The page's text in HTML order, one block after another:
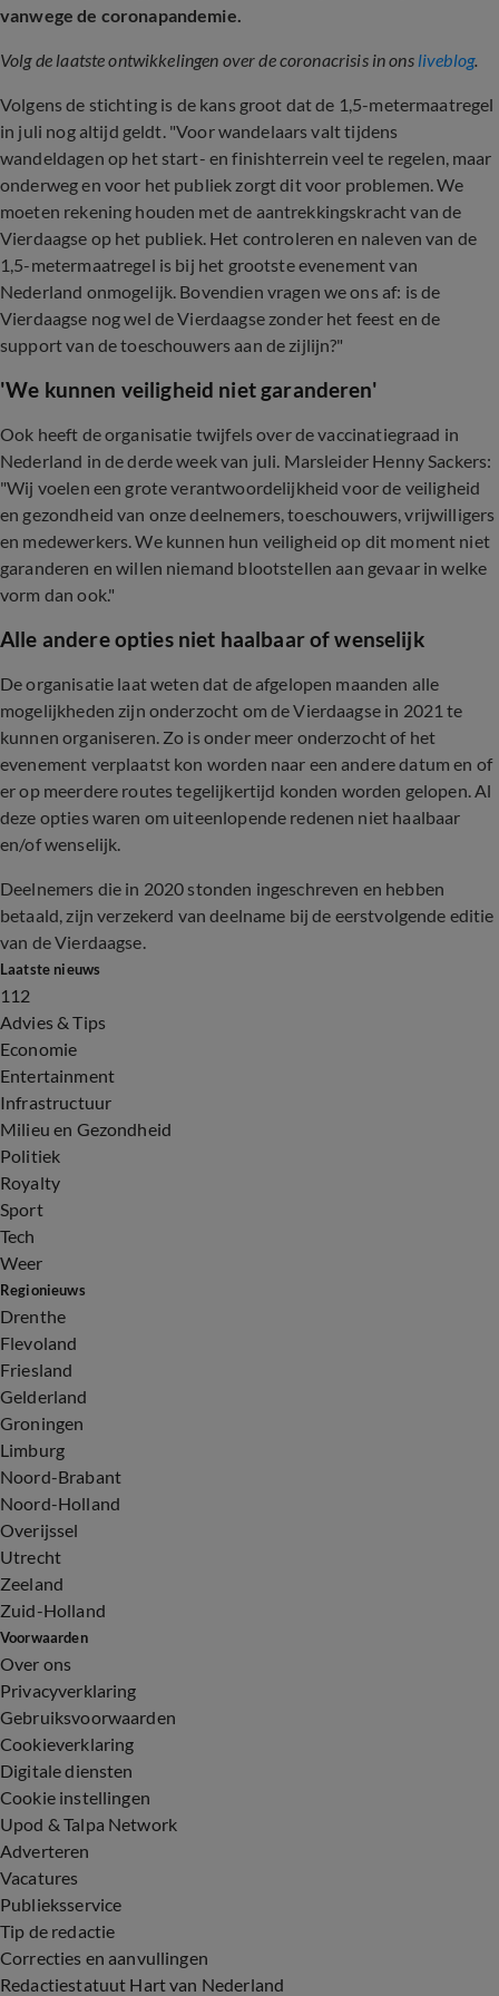
vanwege de coronapandemie.
Volg de laatste ontwikkelingen over de coronacrisis in ons liveblog.
Volgens de stichting is de kans groot dat de 1,5-metermaatregel
in juli nog altijd geldt. "Voor wandelaars valt tijdens
wandeldagen op het start- en finishterrein veel te regelen, maar
onderweg en voor het publiek zorgt dit voor problemen. We
moeten rekening houden met de aantrekkingskracht van de
Vierdaagse op het publiek. Het controleren en naleven van de
1,5-metermaatregel is bij het grootste evenement van
Nederland onmogelijk. Bovendien vragen we ons af: is de
Vierdaagse nog wel de Vierdaagse zonder het feest en de
support van de toeschouwers aan de zijlijn?"
'We kunnen veiligheid niet garanderen'
Ook heeft de organisatie twijfels over de vaccinatiegraad in
Nederland in de derde week van juli. Marsleider Henny Sackers:
"Wij voelen een grote verantwoordelijkheid voor de veiligheid
en gezondheid van onze deelnemers, toeschouwers, vrijwilligers
en medewerkers. We kunnen hun veiligheid op dit moment niet
garanderen en willen niemand blootstellen aan gevaar in welke
vorm dan ook."
Alle andere opties niet haalbaar of wenselijk
De organisatie laat weten dat de afgelopen maanden alle
mogelijkheden zijn onderzocht om de Vierdaagse in 2021 te
kunnen organiseren. Zo is onder meer onderzocht of het
evenement verplaatst kon worden naar een andere datum en of
er op meerdere routes tegelijkertijd konden worden gelopen. Al
deze opties waren om uiteenlopende redenen niet haalbaar
en/of wenselijk.
Deelnemers die in 2020 stonden ingeschreven en hebben
betaald, zijn verzekerd van deelname bij de eerstvolgende editie
van de Vierdaagse.
Laatste nieuws
112
Advies & Tips
Economie
Entertainment
Infrastructuur
Milieu en Gezondheid
Politiek
Royalty
Sport
Tech
Weer
Regionieuws
Drenthe
Flevoland
Friesland
Gelderland
Groningen
Limburg
Noord-Brabant
Noord-Holland
Overijssel
Utrecht
Zeeland
Zuid-Holland
Voorwaarden
Over ons
Privacyverklaring
Gebruiksvoorwaarden
Cookieverklaring
Digitale diensten
Cookie instellingen
Upod & Talpa Network
Adverteren
Vacatures
Publieksservice
Tip de redactie
Correcties en aanvullingen
Redactiestatuut Hart van Nederland